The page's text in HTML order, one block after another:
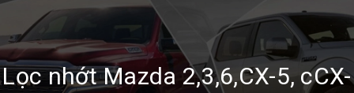
TRANG CHỦ DỊCH VỤ SẢN PHẨM
Lọc nhớt Mazda 2,3,6,CX-5, cCX-